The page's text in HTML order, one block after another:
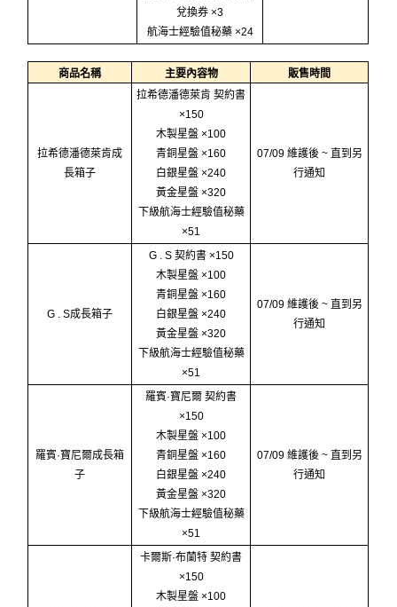
兌換券 ×3
航海士經驗值秘藥 ×24
商品名稱 主要內容物 販售時間
拉希德潘德萊肯成
長箱子
拉希德潘德萊肯 契約書
×150
木製星盤 ×100
青銅星盤 ×160
白銀星盤 ×240
黃金星盤 ×320
下級航海士經驗值秘藥
×51
07/09 維護後 ~ 直到另
行通知
G . S成長箱子
G . S 契約書 ×150
木製星盤 ×100
青銅星盤 ×160
白銀星盤 ×240
黃金星盤 ×320
下級航海士經驗值秘藥
×51
07/09 維護後 ~ 直到另
行通知
羅賓·寶尼爾成長箱
子
羅賓·寶尼爾 契約書
×150
木製星盤 ×100
青銅星盤 ×160
白銀星盤 ×240
黃金星盤 ×320
下級航海士經驗值秘藥
×51
07/09 維護後 ~ 直到另
行通知
卡爾斯·布蘭特 契約書
×150
木製星盤 ×100